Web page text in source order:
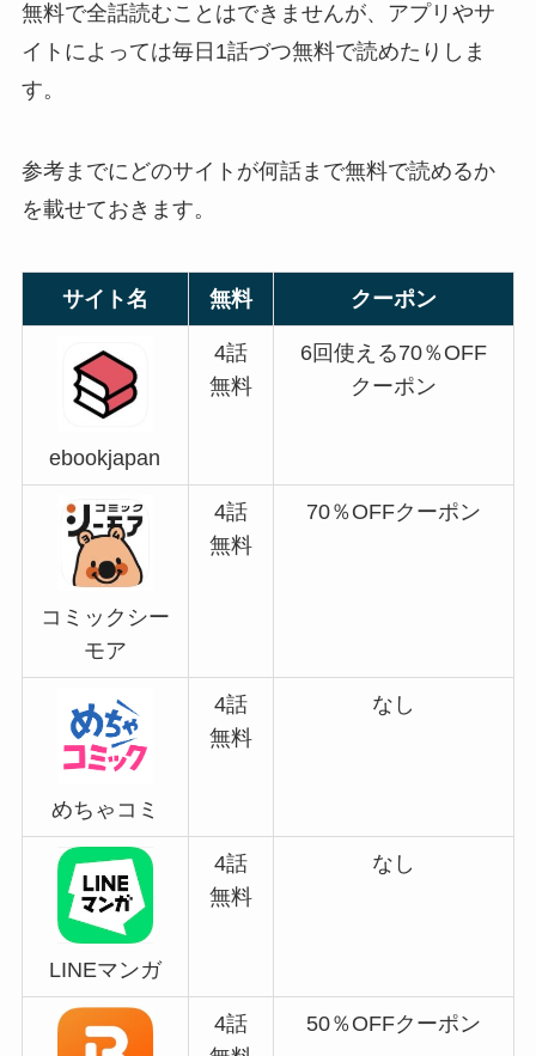
無料で全話読むことはできませんが、アプリやサ
イトによっては毎日1話づつ無料で読めたりしま
す。
参考までにどのサイトが何話まで無料で読めるか
を載せておきます。
サイト名 無料 クーポン
ebookjapan
4話
無料
6回使える70％OFF
クーポン
コミックシー
モア
4話
無料
70％OFFクーポン
めちゃコミ
4話
無料
なし
LINEマンガ
4話
無料
なし
4話
50％OFFクーポン